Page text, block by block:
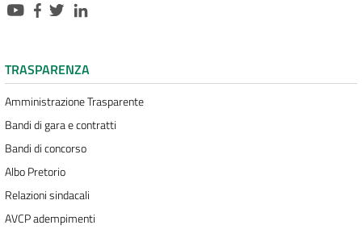
TRASPARENZA
Amministrazione Trasparente
Bandi di gara e contratti
Bandi di concorso
Albo Pretorio
Relazioni sindacali
AVCP adempimenti